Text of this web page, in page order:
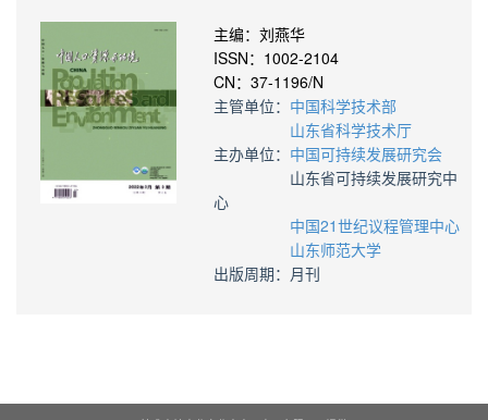
主编：刘燕华
ISSN：1002-2104
CN：37-1196/N
主管单位： 中国科学技术部
山东省科学技术厅
主办单位： 中国可持续发展研究会
山东省可持续发展研究中
心
中国21世纪议程管理中心
山东师范大学
出版周期：月刊